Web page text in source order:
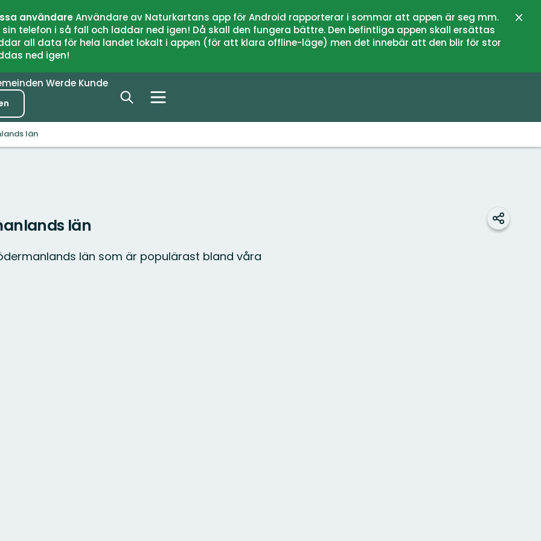
användareAnvändare av Naturkartans app för Android rapporterar i sommar att appen är seg mm.
telefon i så fall och laddar ned igen! Då skall den fungera bättre. Den befintliga appen skall ersättas
all data för hela landet lokalt i appen (för att klara offline-läge) men det innebär att den blir för stor
ned igen!
Werde Kunde
län
län
län som är populärast bland våra
Teilen